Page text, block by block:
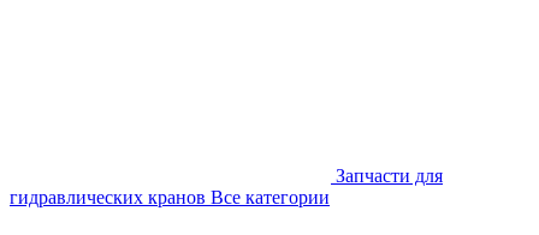
Запчасти для
гидравлических кранов Все категории